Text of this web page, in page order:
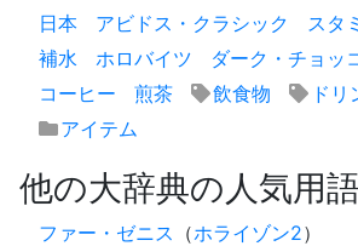
日本 アビドス・クラシック スタ
補水
ホロバイツ
ダーク・チョッ
コーヒー
煎茶 飲食物
ドリ
アイテム
他の大辞典の人気用語
ファー・ゼニス （ホライゾン2）